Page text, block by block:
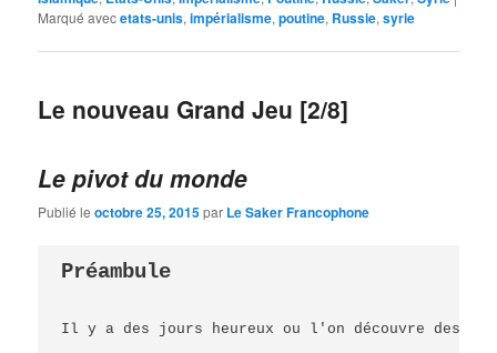
Marqué avecetats-unis,impérialisme,poutine, Russie,syrie
Le nouveau Grand Jeu [2/8]
Le pivot du monde
Publié leoctobre 25, 2015par Le Saker Francophone
Préambule
Il y a des jours heureux ou l'on découvre des